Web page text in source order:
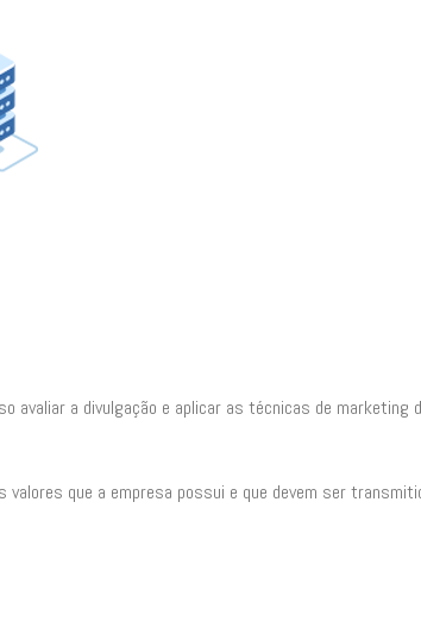
avaliar a divulgação e aplicar as técnicas de marketing
que a empresa possui e que devem ser